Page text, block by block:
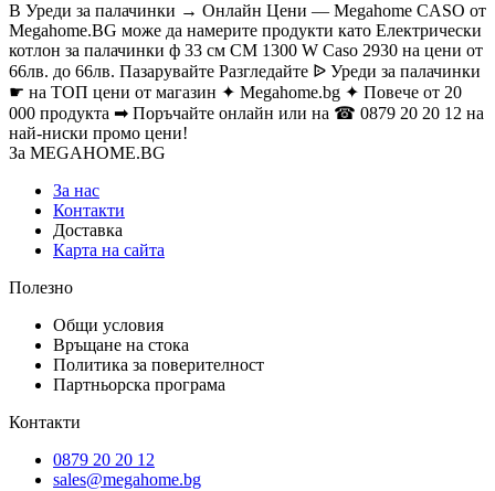
В Уреди за палачинки → Онлайн Цени — Megahome CASO от
Megahome.BG може да намерите продукти като Електрически
котлон за палачинки ф 33 см CM 1300 W Caso 2930 на цени от
66лв. до 66лв. Пазарувайте Разгледайте ᐉ Уреди за палачинки
☛ на ТОП цени от магазин ✦ Megahome.bg ✦ Повече от 20
000 продукта ➡ Поръчайте онлайн или на ☎ 0879 20 20 12 на
най-ниски промо цени!
За MEGAHOME.BG
За нас
Контакти
Доставка
Карта на сайта
Полезно
Общи условия
Връщане на стока
Политика за поверителност
Партньорска програма
Контакти
0879 20 20 12
sales@megahome.bg